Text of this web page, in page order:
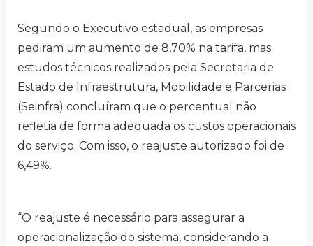
Segundo o Executivo estadual, as empresas
pediram um aumento de 8,70% na tarifa, mas
estudos técnicos realizados pela Secretaria de
Estado de Infraestrutura, Mobilidade e Parcerias
(Seinfra) concluíram que o percentual não
refletia de forma adequada os custos operacionais
do serviço. Com isso, o reajuste autorizado foi de
6,49%.
“O reajuste é necessário para assegurar a
operacionalização do sistema, considerando a